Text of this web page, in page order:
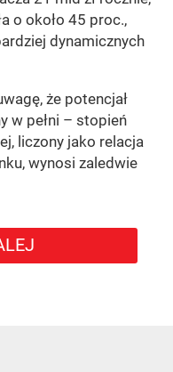
o około 45 proc.,
dynamicznych
że potencjał
w pełni – stopień
liczony jako relacja
wynosi zaledwie